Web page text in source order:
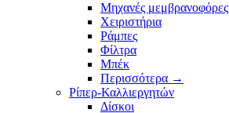
Μηχανές μεμβρανοφόρες
Χειριστήρια
Ράμπες
Φίλτρα
Μπέκ
Περισσότερα →
Ρίπερ-Καλλιεργητών
Δίσκοι